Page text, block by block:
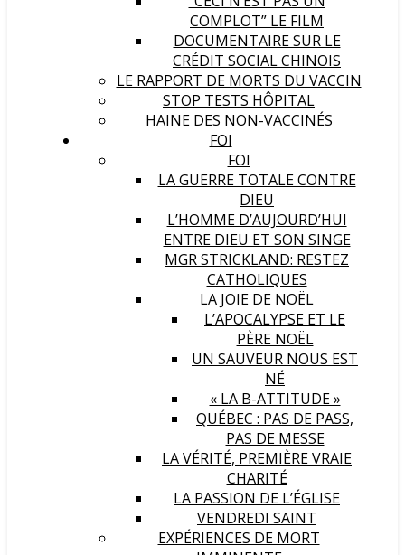
COMPLOT” LE FILM
DOCUMENTAIRE SUR LE
CRÉDIT SOCIAL CHINOIS
LE RAPPORT DE MORTS DU VACCIN
STOP TESTS HÔPITAL
HAINE DES NON-VACCINÉS
FOI
FOI
LA GUERRE TOTALE CONTRE
DIEU
L’HOMME D’AUJOURD’HUI
ENTRE DIEU ET SON SINGE
MGR STRICKLAND: RESTEZ
CATHOLIQUES
LA JOIE DE NOËL
L’APOCALYPSE ET LE
PÈRE NOËL
UN SAUVEUR NOUS EST
NÉ
« LA B-ATTITUDE »
QUÉBEC : PAS DE PASS,
PAS DE MESSE
LA VÉRITÉ, PREMIÈRE VRAIE
CHARITÉ
LA PASSION DE L’ÉGLISE
VENDREDI SAINT
EXPÉRIENCES DE MORT